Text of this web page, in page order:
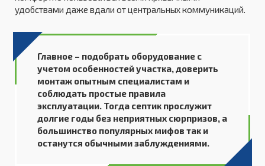
удобствами даже вдали от центральных коммуникаций.
Главное – подобрать оборудование с
учетом особенностей участка, доверить
монтаж опытным специалистам и
соблюдать простые правила
эксплуатации. Тогда септик прослужит
долгие годы без неприятных сюрпризов, а
большинство популярных мифов так и
останутся обычными заблуждениями.